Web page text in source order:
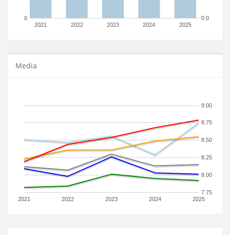
2021 2022 2023 2024 2025
0 0.0
Media
2021 2022 2023 2024 2025
7.75
8.00
8.25
8.50
8.75
9.00